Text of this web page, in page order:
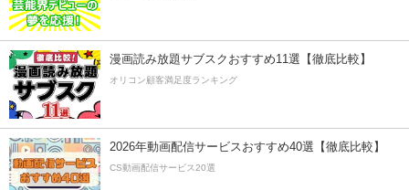
漫画読み放題サブスクおすすめ11選【徹底比較】
オリコン顧客満足度ランキング
2026年動画配信サービスおすすめ40選【徹底比較】
CS動画配信サービス20選